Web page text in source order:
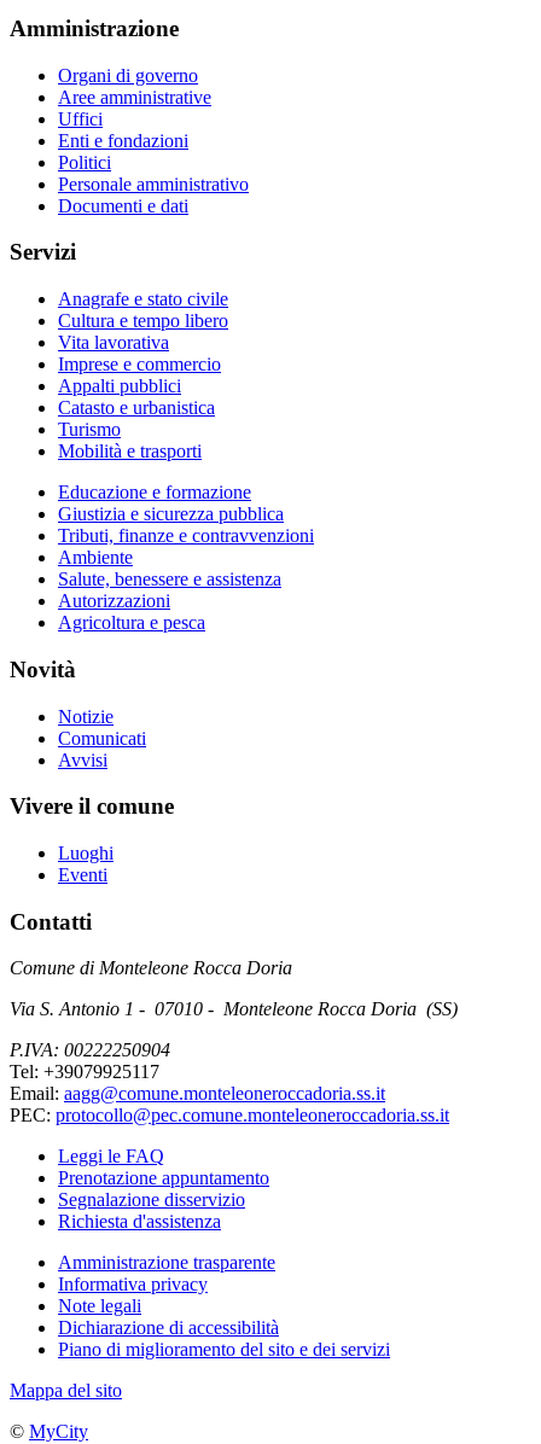
Amministrazione
Organi di governo
Aree amministrative
Uffici
Enti e fondazioni
Politici
Personale amministrativo
Documenti e dati
Servizi
Anagrafe e stato civile
Cultura e tempo libero
Vita lavorativa
Imprese e commercio
Appalti pubblici
Catasto e urbanistica
Turismo
Mobilità e trasporti
Educazione e formazione
Giustizia e sicurezza pubblica
Tributi, finanze e contravvenzioni
Ambiente
Salute, benessere e assistenza
Autorizzazioni
Agricoltura e pesca
Novità
Notizie
Comunicati
Avvisi
Vivere il comune
Luoghi
Eventi
Contatti
Comune di Monteleone Rocca Doria
Via S. Antonio 1 - 07010 - Monteleone Rocca Doria (SS)
P.IVA: 00222250904
Tel: +39079925117
Email: aagg@comune.monteleoneroccadoria.ss.it
PEC: protocollo@pec.comune.monteleoneroccadoria.ss.it
Leggi le FAQ
Prenotazione appuntamento
Segnalazione disservizio
Richiesta d'assistenza
Amministrazione trasparente
Informativa privacy
Note legali
Dichiarazione di accessibilità
Piano di miglioramento del sito e dei servizi
Mappa del sito
© MyCity